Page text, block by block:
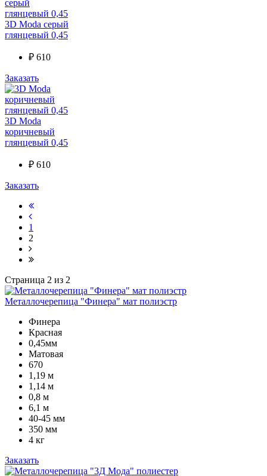
3D Moda серый
глянцевый 0,45
₽ 610
Заказать
3D Moda
коричневый
глянцевый 0,45
₽ 610
Заказать
1
2
Страница 2 из 2
Металлочерепица "Финера" мат полиэстр
Финера
Красная
0,45мм
Матовая
670
1,19 м
1,14 м
0,8 м
6,1 м
40-45 мм
350 мм
4 кг
Заказать